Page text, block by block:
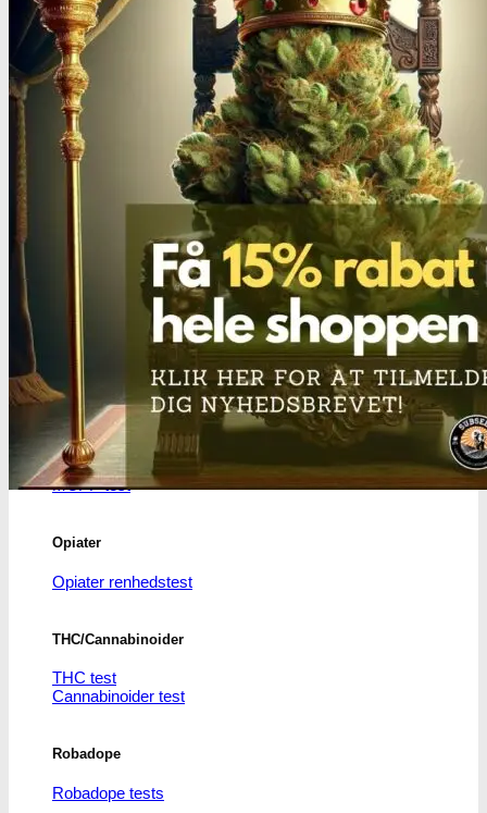
Badesalte renhedstest
LSD
LSD renhedstest
Benzodiazepiner
Benzoer renhedstest
GHB/Hætter renhedstest
Ketamin
Ketamin renhedstest
MCPP
MCPP test
Opiater
Opiater renhedstest
THC/Cannabinoider
THC test
Cannabinoider test
Robadope
Robadope tests